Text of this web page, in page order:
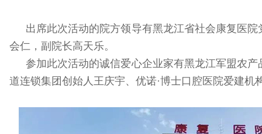
出席此次活动的院方领导有黑龙江省社会康复医
会仁，副院长高天乐。
参加此次活动的诚信爱心企业家有黑龙江军盟农
道连锁集团创始人王庆宇、优诺·博士口腔医院爱建机